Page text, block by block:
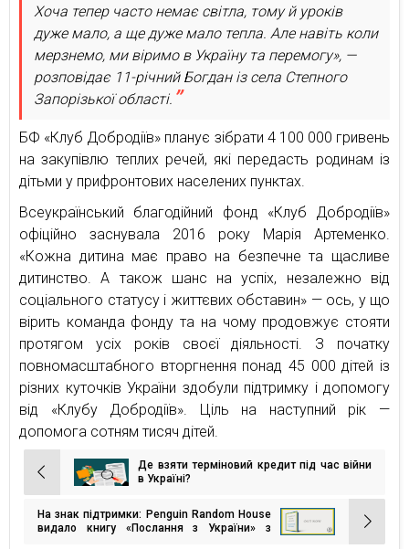
Хоча тепер часто немає світла, тому й уроків
дуже мало, а ще дуже мало тепла. Але навіть коли
мерзнемо, ми віримо в Україну та перемогу», —
розповідає 11-річний Богдан із села Степного
Запорізької області.
БФ «Клуб Добродіїв» планує зібрати 4 100 000 гривень
на закупівлю теплих речей, які передасть родинам із
дітьми у прифронтових населених пунктах.
Всеукраїнський благодійний фонд «Клуб Добродіїв»
офіційно заснувала 2016 року Марія Артеменко.
«Кожна дитина має право на безпечне та щасливе
дитинство. А також шанс на успіх, незалежно від
соціального статусу і життєвих обставин» — ось, у що
вірить команда фонду та на чому продовжує стояти
протягом усіх років своєї діяльності. З початку
повномасштабного вторгнення понад 45 000 дітей із
різних куточків України здобули підтримку і допомогу
від «Клубу Добродіїв». Ціль на наступний рік —
допомога сотням тисяч дітей.
Навігація
записів
Де взяти терміновий кредит під час війни
в Україні?
На знак підтримки: Penguin Random House
видало книгу «Послання з України» з